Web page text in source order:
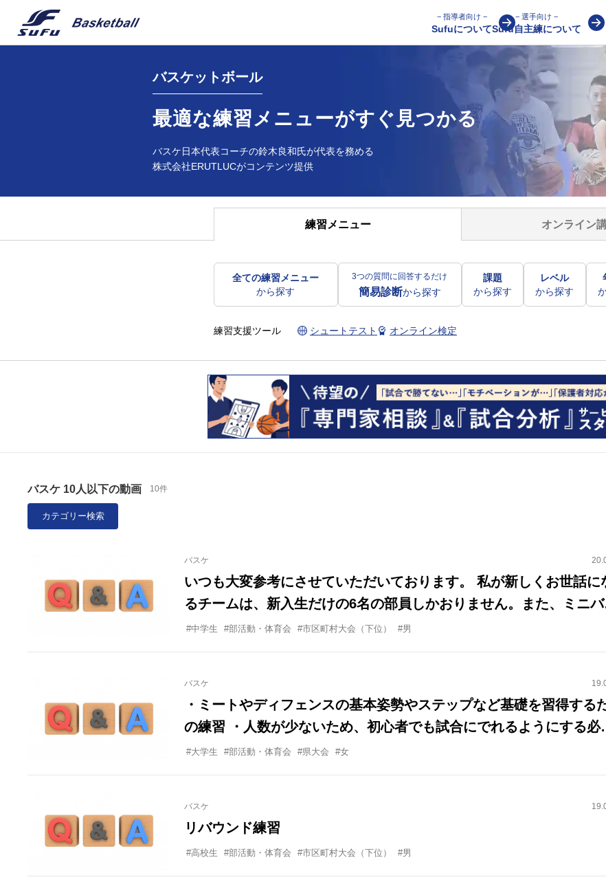
− 指導者向け −
Sufuについて
− 選手向け −
Sufu自主練について
バスケットボール
最適な練習メニューがすぐ見つかる
バスケ日本代表コーチの鈴木良和氏が代表を務める
株式会社ERUTLUCがコンテンツ提供
練習メニュー オンライン
全ての練習メニュー
から探す
3つの質問に回答するだけ
簡易診断から探す
課題
から探す
レベル
から探す
練習支援ツール シュートテスト オンライン検定
バスケ 10人以下の動画 10件
カテゴリー検索
バスケ
いつも大変参考にさせていただいております。 私が新しくお世話にな
るチームは、新入生だけの6名の部員しかおりません。また、ミニバ
をしていた生徒も少なく、直近の試合では、ミニバス経験者にボール
ルの練習が難しく、試合では、コンタクトに負けて状況の判断ができ
くなってしまいます。 段階的に試合で活躍できるようにしていくに
どうしたらよいでしょうか？ オフェンス、ディフェンスともにご教
いただければ幸いです。
#中学生 #部活動・体育会 #市区町村大会（下位） #男
バスケ
・ミートやディフェンスの基本姿勢やステップなど基礎を習得する
の練習 ・人数が少ないため、初心者でも試合にでれるようにする必
がありそのためのメニュー ・できれば、初心者は基礎を習得できるよ
#大学生 #部活動・体育会 #県大会 #女
バスケ
リバウンド練習
#高校生 #部活動・体育会 #市区町村大会（下位） #男